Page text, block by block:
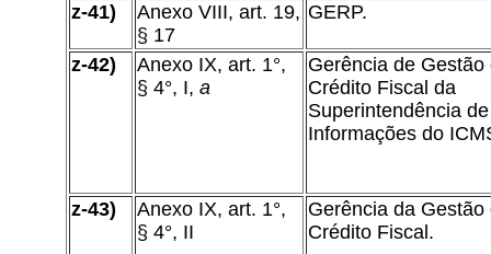
z-41)
Anexo VIII, art. 19,
§ 17
GERP.
z-42)
Anexo IX, art. 1°,
§ 4°, I, a
Gerência de Gestão
Crédito Fiscal da
Superintendência de
Informações do
z-43)
Anexo IX, art. 1°,
§ 4°, II
Gerência da Gestão
Crédito Fiscal.